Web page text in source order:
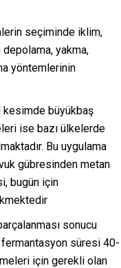
seçiminde iklim,
yakma,
yöntemlerinin
kesimde büyükbaş
ise bazı ülkelerde
Bu uygulama
gübresinden metan
bugün için
sonucu
fermantasyon süresi 40-
için gerekli olan